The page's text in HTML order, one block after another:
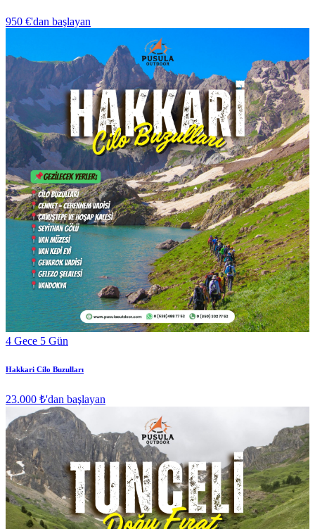
950 €'dan başlayan
4 Gece 5 Gün
Hakkari Cilo Buzulları
23.000 ₺'dan başlayan